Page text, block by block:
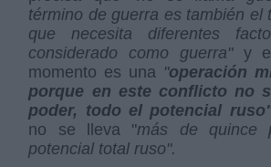
término de guerra es también el
que necesita diferentes
considerado como guerra" y
momento es una "operación
porque en este conflicto no
poder, todo el potencial
no se lleva "más de quince
potencial total ruso".